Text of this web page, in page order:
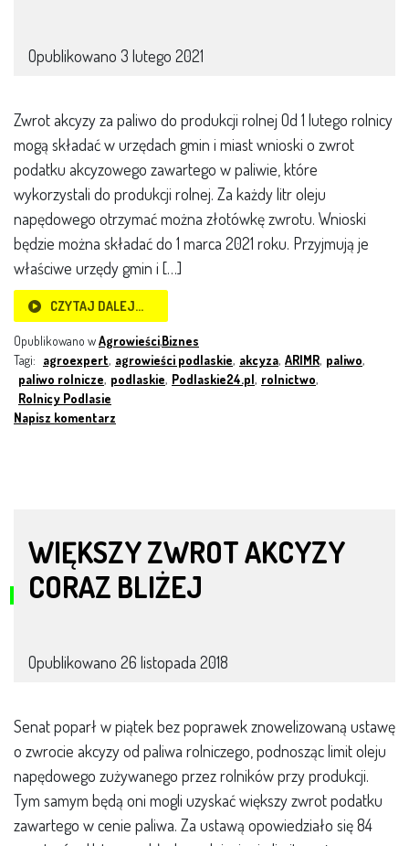
Opublikowano 3 lutego 2021
Zwrot akcyzy za paliwo do produkcji rolnej Od 1 lutego rolnicy
mogą składać w urzędach gmin i miast wnioski o zwrot
podatku akcyzowego zawartego w paliwie, które
wykorzystali do produkcji rolnej. Za każdy litr oleju
napędowego otrzymać można złotówkę zwrotu. Wnioski
będzie można składać do 1 marca 2021 roku. Przyjmują je
właściwe urzędy gmin i […]
CZYTAJ DALEJ…
Opublikowano wAgrowieści,Biznes
Tagi: agroexpert, agrowieści podlaskie, akcyza, ARIMR, paliwo,
paliwo rolnicze, podlaskie, Podlaskie24.pl, rolnictwo,
Rolnicy Podlasie
Napisz komentarz
WIĘKSZY ZWROT AKCYZY
CORAZ BLIŻEJ
Opublikowano 26 listopada 2018
Senat poparł w piątek bez poprawek znowelizowaną ustawę
o zwrocie akcyzy od paliwa rolniczego, podnosząc limit oleju
napędowego zużywanego przez rolników przy produkcji.
Tym samym będą oni mogli uzyskać większy zwrot podatku
zawartego w cenie paliwa. Za ustawą opowiedziało się 84